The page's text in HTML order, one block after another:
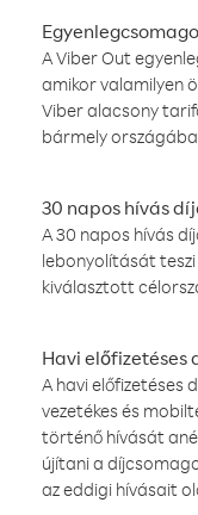
A Viber Out
amikor valamilyen
Viber alacsony
bármely
30 napos hívás
A 30 napos hívás
lebonyolítását
kiválasztott
Havi előfizetéses
A havi előfizetéses
vezetékes és
történő hívását
újítani a
az eddigi hívásait